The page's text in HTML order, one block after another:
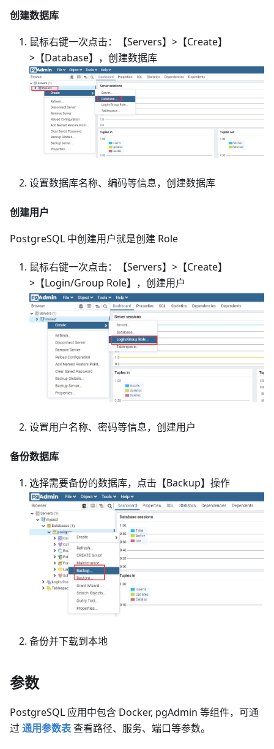
创建数据库
鼠标右键一次点击：【Servers】>【Create】
>【Database】，创建数据库
设置数据库名称、编码等信息，创建数据库
创建用户
PostgreSQL 中创建用户就是创建 Role
鼠标右键一次点击：【Servers】>【Create】
>【Login/Group Role】，创建用户
设置用户名称、密码等信息，创建用户
备份数据库
选择需要备份的数据库，点击【Backup】操作
备份并下载到本地
参数
PostgreSQL 应用中包含 Docker, pgAdmin 等组件，可通
过 通用参数表查看路径、服务、端口等参数。